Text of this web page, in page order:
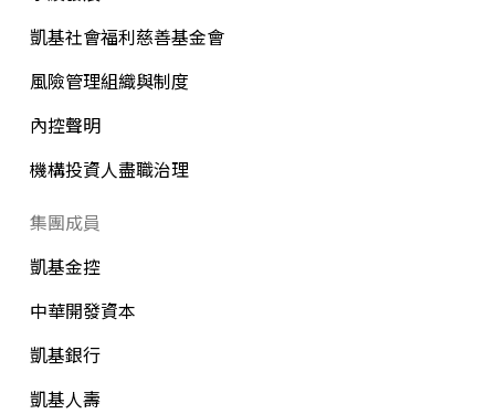
凱基社會福利慈善基金會
風險管理組織與制度
內控聲明
機構投資人盡職治理
集團成員
凱基金控
中華開發資本
凱基銀行
凱基人壽